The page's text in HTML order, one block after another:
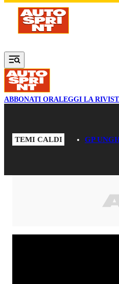
Vai al contenuto principale
ABBONATI ORALEGGI LA
TEMI CALDI GP